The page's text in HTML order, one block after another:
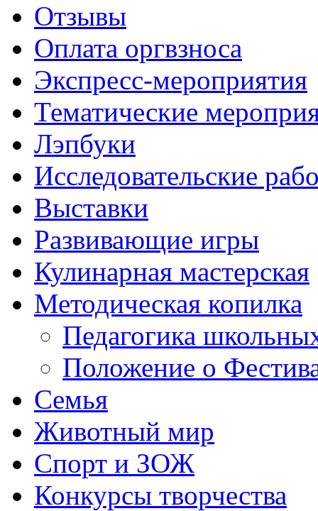
Отзывы
Оплата оргвзноса
Экспресс-мероприятия
Тематические
Лэпбуки
Исследовательские
Выставки
Развивающие игры
Кулинарная мастерская
Методическая копилка
Педагогика
Положение о
Семья
Животный мир
Спорт и ЗОЖ
Конкурсы творчества